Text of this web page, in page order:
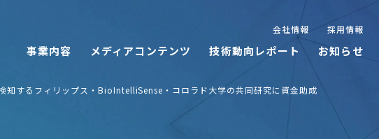
事業内容 メディアコンテンツ 技術動向レポート お知らせ
会社情報 採用情報
知するフィリップス・BioIntelliSense・コロラド大学の共同研究に資金助成